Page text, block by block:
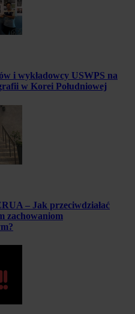
i wykładowcy USWPS na
w Korei Południowej
– Jak przeciwdziałać
zachowaniom